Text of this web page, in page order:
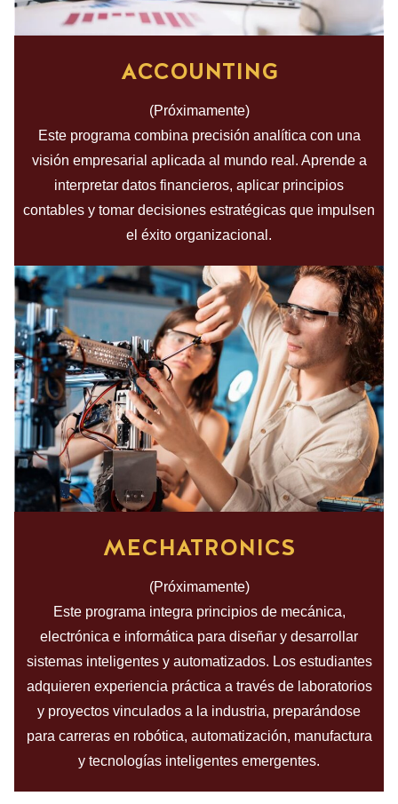
ACCOUNTING
(Próximamente)
Este programa combina precisión analítica con una
visión empresarial aplicada al mundo real. Aprende a
interpretar datos financieros, aplicar principios
contables y tomar decisiones estratégicas que impulsen
el éxito organizacional.
MECHATRONICS
(Próximamente)
Este programa integra principios de mecánica,
electrónica e informática para diseñar y desarrollar
sistemas inteligentes y automatizados. Los estudiantes
adquieren experiencia práctica a través de laboratorios
y proyectos vinculados a la industria, preparándose
para carreras en robótica, automatización, manufactura
y tecnologías inteligentes emergentes.